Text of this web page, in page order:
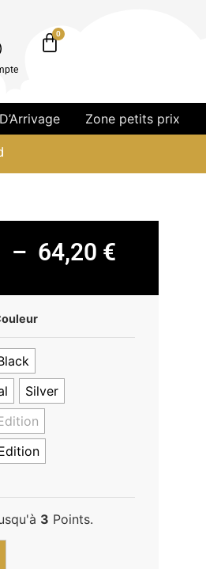
0
Zone petits prix
– 64,20 €
Silver
3 Points.